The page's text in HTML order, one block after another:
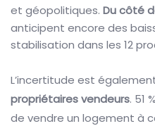
et géopolitiques. Du côté
anticipent encore des
stabilisation dans les 12
L’incertitude est
propriétaires vendeurs. 51
de vendre un logement à